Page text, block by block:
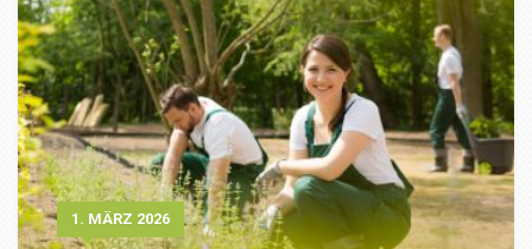
1. MÄRZ 2026